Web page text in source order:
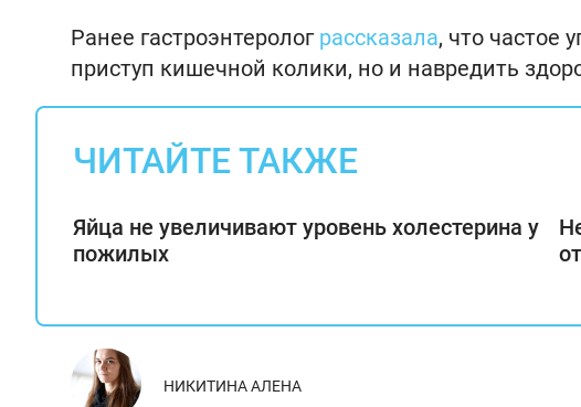
Ранее гастроэнтеролог рассказала, что частое
приступ кишечной колики, но и навредить
ЧИТАЙТЕ ТАКЖЕ
Яйца не увеличивают уровень холестерина у
пожилых
НИКИТИНА АЛЕНА